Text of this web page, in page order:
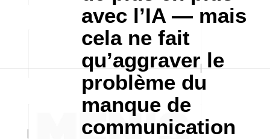
avec l’IA — mais
cela ne fait
qu’aggraver le
problème du
manque de
communication